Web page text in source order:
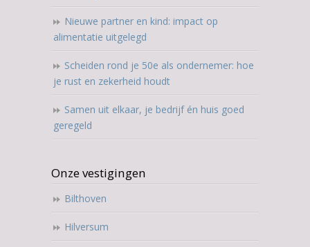
Nieuwe partner en kind: impact op
alimentatie uitgelegd
Scheiden rond je 50e als ondernemer: hoe
je rust en zekerheid houdt
Samen uit elkaar, je bedrijf én huis goed
geregeld
Onze vestigingen
Bilthoven
Hilversum